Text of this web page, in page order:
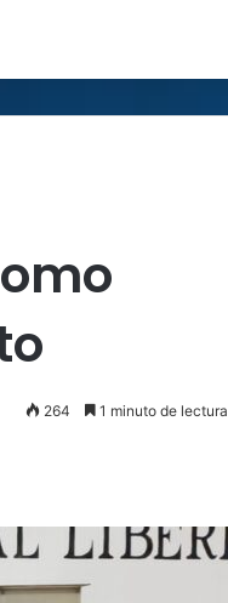
264 1 minuto de lectura